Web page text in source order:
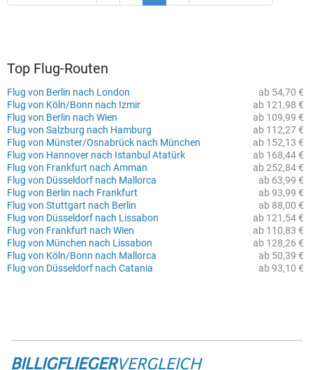
Top Flug-Routen
ab 54,70 €
Flug von Berlin nach London
ab 121,98 €
Flug von Köln/Bonn nach Izmir
ab 109,99 €
Flug von Berlin nach Wien
ab 112,27 €
Flug von Salzburg nach Hamburg
ab 152,13 €
Flug von Münster/Osnabrück nach München
ab 168,44 €
Flug von Hannover nach Istanbul Atatürk
ab 252,84 €
Flug von Frankfurt nach Amman
ab 63,99 €
Flug von Düsseldorf nach Mallorca
ab 93,99 €
Flug von Berlin nach Frankfurt
ab 88,00 €
Flug von Stuttgart nach Berlin
ab 121,54 €
Flug von Düsseldorf nach Lissabon
ab 110,83 €
Flug von Frankfurt nach Wien
ab 128,26 €
Flug von München nach Lissabon
ab 50,39 €
Flug von Köln/Bonn nach Mallorca
ab 93,10 €
Flug von Düsseldorf nach Catania
BILLIGFLIEGERVERGLEICH